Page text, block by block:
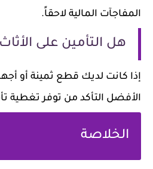
المفاجآت المالية لاحقاً.
هل التأمين على
إذا كانت لديك قطع ثمينة أو
الأفضل التأكد من توفر تغطية
الخلاصة